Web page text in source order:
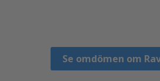
Se omdömen om